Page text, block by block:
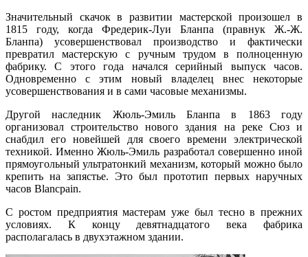
Значительный скачок в развитии мастерской произошел в
1815 году, когда Фредерик-Луи Бланпа (правнук Ж.-Ж.
Бланпа) усовершенствовал производство и фактически
превратил мастерскую с ручным трудом в полноценную
фабрику. С этого года начался серийный выпуск часов.
Одновременно с этим новый владелец внес некоторые
усовершенствования и в сами часовые механизмы.
Другой наследник Жюль-Эмиль Бланпа в 1863 году
организовал строительство нового здания на реке Сюз и
снабдил его новейшей для своего времени электрической
техникой. Именно Жюль-Эмиль разработал совершенно иной
прямоугольный ультратонкий механизм, который можно было
крепить на запястье. Это был прототип первых наручных
часов Blancpain.
С ростом предприятия мастерам уже был тесно в прежних
условиях. К концу девятнадцатого века фабрика
располагалась в двухэтажном здании.